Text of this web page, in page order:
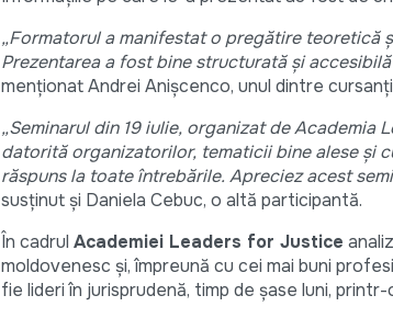
„Formatorul a manifestat o pregătire teoretică
Prezentarea a fost bine structurată și
menționat Andrei Anișcenco, unul dintre
„Seminarul din 19 iulie, organizat de
datorită organizatorilor, tematicii bine aleseși
răspuns la toate întrebările. Apreciez acest
susținut și Daniela Cebuc, o altă participantă.
În cadrul Academiei Leaders for Justice
moldovenesc și, împreună cu cei mai buni
fie lideri în jurisprudenă, timp de șase luni,